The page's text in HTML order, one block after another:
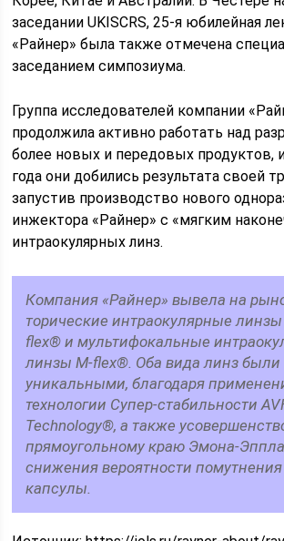
заседании UKISCRS, 25-я юбилейная
«Райнер» была также отмечена
заседанием симпозиума.
Группа исследователей компании
продолжила активно работать над
более новых и передовых продуктов,
года они добились результата своей
запустив производство нового
инжектора «Райнер» с «мягким
интраокулярных линз.
Компания «Райнер» вывела на
торические интраокулярные линзы
flex® и мультифокальные
линзы M-flex®. Оба вида линз были
уникальными, благодаря
технологии Супер-стабильности
Technology®, а также
прямоугольному краю Эмона-
снижения вероятности
капсулы.